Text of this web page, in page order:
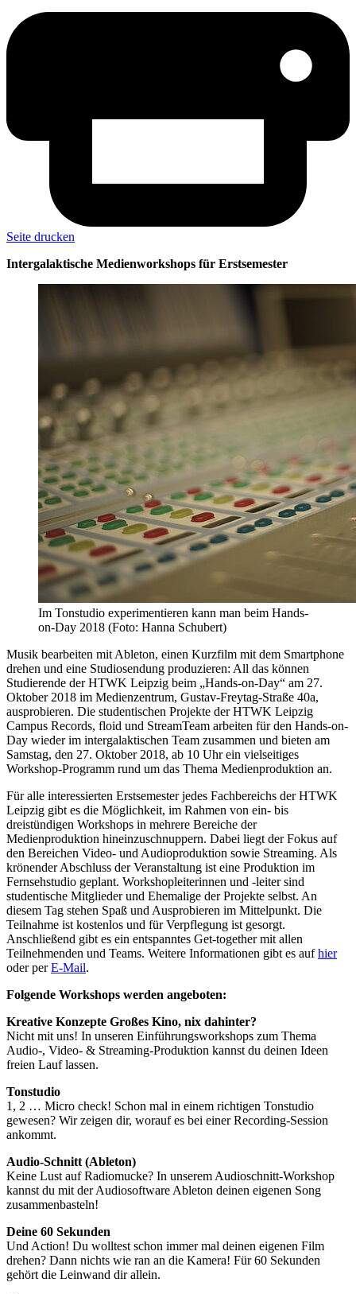
Seite drucken
Intergalaktische Medienworkshops für Erstsemester
Im Tonstudio experimentieren kann man beim Hands-
on-Day 2018 (Foto: Hanna Schubert)
Musik bearbeiten mit Ableton, einen Kurzfilm mit dem Smartphone
drehen und eine Studiosendung produzieren: All das können
Studierende der HTWK Leipzig beim „Hands-on-Day“ am 27.
Oktober 2018 im Medienzentrum, Gustav-Freytag-Straße 40a,
ausprobieren. Die studentischen Projekte der HTWK Leipzig
Campus Records, floid und StreamTeam arbeiten für den Hands-on-
Day wieder im intergalaktischen Team zusammen und bieten am
Samstag, den 27. Oktober 2018, ab 10 Uhr ein vielseitiges
Workshop-Programm rund um das Thema Medienproduktion an.
Für alle interessierten Erstsemester jedes Fachbereichs der HTWK
Leipzig gibt es die Möglichkeit, im Rahmen von ein- bis
dreistündigen Workshops in mehrere Bereiche der
Medienproduktion hineinzuschnuppern. Dabei liegt der Fokus auf
den Bereichen Video- und Audioproduktion sowie Streaming. Als
krönender Abschluss der Veranstaltung ist eine Produktion im
Fernsehstudio geplant. Workshopleiterinnen und -leiter sind
studentische Mitglieder und Ehemalige der Projekte selbst. An
diesem Tag stehen Spaß und Ausprobieren im Mittelpunkt. Die
Teilnahme ist kostenlos und für Verpflegung ist gesorgt.
Anschließend gibt es ein entspanntes Get-together mit allen
Teilnehmenden und Teams. Weitere Informationen gibt es aufhier
oder perE-Mail.
Folgende Workshops werden angeboten:
Kreative Konzepte Großes Kino, nix dahinter?
Nicht mit uns! In unseren Einführungsworkshops zum Thema
Audio-, Video- & Streaming-Produktion kannst du deinen Ideen
freien Lauf lassen.
Tonstudio
1, 2 … Micro check! Schon mal in einem richtigen Tonstudio
gewesen? Wir zeigen dir, worauf es bei einer Recording-Session
ankommt.
Audio-Schnitt (Ableton)
Keine Lust auf Radiomucke? In unserem Audioschnitt-Workshop
kannst du mit der Audiosoftware Ableton deinen eigenen Song
zusammenbasteln!
Deine 60 Sekunden
Und Action! Du wolltest schon immer mal deinen eigenen Film
drehen? Dann nichts wie ran an die Kamera! Für 60 Sekunden
gehört die Leinwand dir allein.